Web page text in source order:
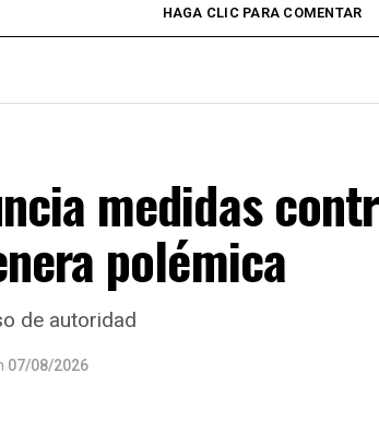
HAGA CLIC PARA COMENTAR
medidas
polémica
de autoridad
07/08/2026